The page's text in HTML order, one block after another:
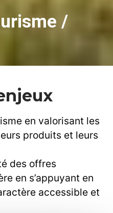
/
en valorisant les
produits et leurs
des offres
en s’appuyant en
accessible et